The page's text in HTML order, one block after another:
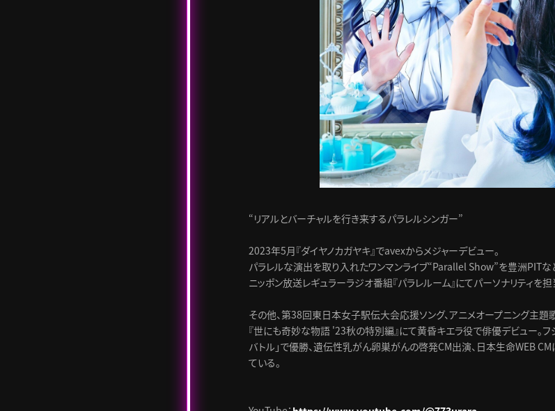
“リアルとバーチャルを行き来するパラレルシンガー”
2023年5月『ダイヤノカガヤキ』でavexからメジャーデビュー。
パラレルな演出を取り入れたワンマンライブ“Parallel Show”を豊洲PITな
ニッポン放送レギュラーラジオ番組『パラレルーム』にてパーソナリティを担
その他、第38回東日本女子駅伝大会応援ソング、アニメオープニング主
『世にも奇妙な物語 '23秋の特別編』にて黄昏キエラ役で俳優デビュー。
バトル」で優勝、遺伝性乳がん卵巣がんの啓発CM出演、日本生命WEB
ている。